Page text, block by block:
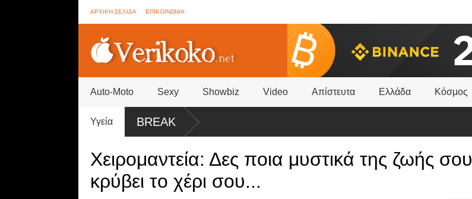
ΑΡΧΙΚΗ ΣΕΛΙΔΑ ΕΠΙΚΟΙΝΩΝΙΑ
Auto-Moto Sexy Showbiz Video Απίστευτα Ελλάδα Κόσμος
Υγεία BREAK
αποχώρηση και ο νικητής
Χειρομαντεία: Δες ποια μυστικά της ζωής σου
κρύβει το χέρι σου...